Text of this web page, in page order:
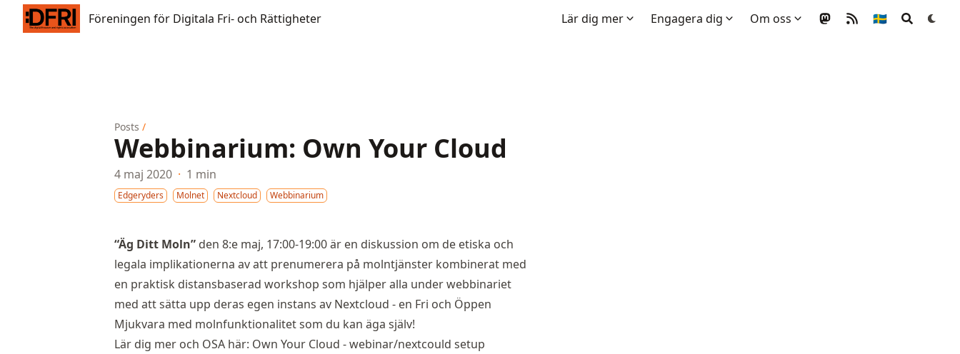
Föreningen för Digitala Fri- och Rättigheter
Föreningen för Digitala Fri- och Rättigheter Lär dig mer Engagera dig Om oss 🇸🇪
Posts /
Webbinarium: Own Your Cloud
4 maj 2020 · 1 min
Edgeryders Molnet Nextcloud Webbinarium
“Äg Ditt Moln” den 8:e maj, 17:00-19:00 är en diskussion om de etiska och
legala implikationerna av att prenumerera på molntjänster kombinerat med
en praktisk distansbaserad workshop som hjälper alla under webbinariet
med att sätta upp deras egen instans av Nextcloud - en Fri och Öppen
Mjukvara med molnfunktionalitet som du kan äga själv!
Lär dig mer och OSA här: Own Your Cloud - webinar/nextcould setup